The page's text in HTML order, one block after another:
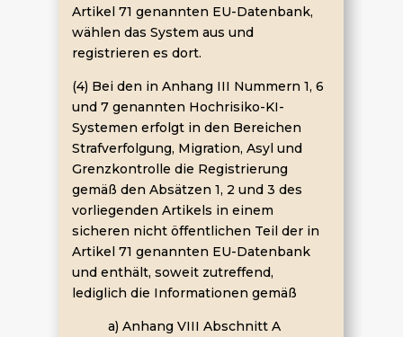
Artikel 71 genannten EU-Datenbank,
wählen das System aus und
registrieren es dort.
(4) Bei den in Anhang III Nummern 1, 6
und 7 genannten Hochrisiko-KI-
Systemen erfolgt in den Bereichen
Strafverfolgung, Migration, Asyl und
Grenzkontrolle die Registrierung
gemäß den Absätzen 1, 2 und 3 des
vorliegenden Artikels in einem
sicheren nicht öffentlichen Teil der in
Artikel 71 genannten EU-Datenbank
und enthält, soweit zutreffend,
lediglich die Informationen gemäß
a) Anhang VIII Abschnitt A